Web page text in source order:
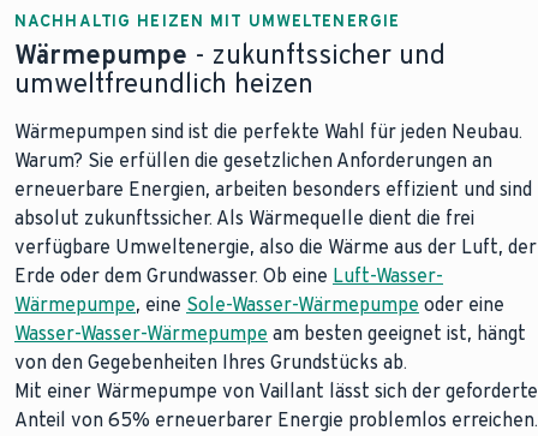
NACHHALTIG HEIZEN MIT UMWELTENERGIE
Wärmepumpe - zukunftssicher und
umweltfreundlich heizen
Wärmepumpen sind ist die perfekte Wahl für jeden Neubau.
Warum? Sie erfüllen die gesetzlichen Anforderungen an
erneuerbare Energien, arbeiten besonders effizient und sind
absolut zukunftssicher. Als Wärmequelle dient die frei
verfügbare Umweltenergie, also die Wärme aus der Luft, der
Erde oder dem Grundwasser. Ob eine Luft-Wasser-
Wärmepumpe, eine Sole-Wasser-Wärmepumpe oder eine
Wasser-Wasser-Wärmepumpe am besten geeignet ist, hängt
von den Gegebenheiten Ihres Grundstücks ab.
Mit einer Wärmepumpe von Vaillant lässt sich der geforderte
Anteil von 65% erneuerbarer Energie problemlos erreichen.